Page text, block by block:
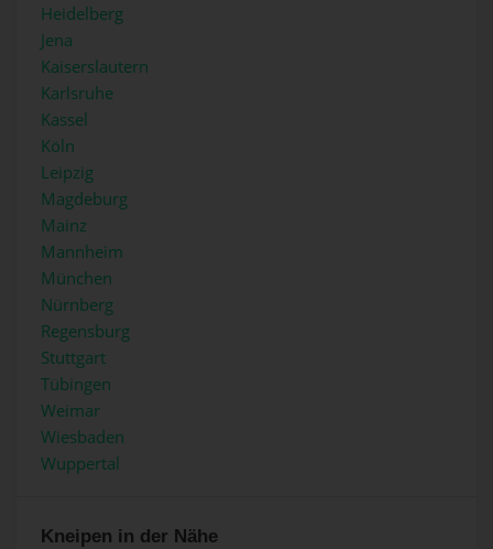
Heidelberg
Jena
Kaiserslautern
Karlsruhe
Kassel
Köln
Leipzig
Magdeburg
Mainz
Mannheim
München
Nürnberg
Regensburg
Stuttgart
Tübingen
Weimar
Wiesbaden
Wuppertal
Kneipen in der Nähe